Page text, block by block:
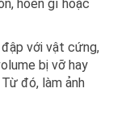
hoen gỉ hoặc
với vật cứng,
bị vỡ hay
đó, làm ảnh